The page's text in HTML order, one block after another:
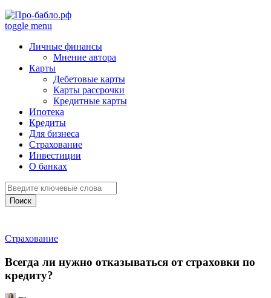
toggle menu
Личные финансы
Мнение автора
Карты
Дебетовые карты
Карты рассрочки
Кредитные карты
Ипотека
Кредиты
Для бизнеса
Страхование
Инвестиции
О банках
Поиск
Страхование
Всегда ли нужно отказываться от страховки по
кредиту?